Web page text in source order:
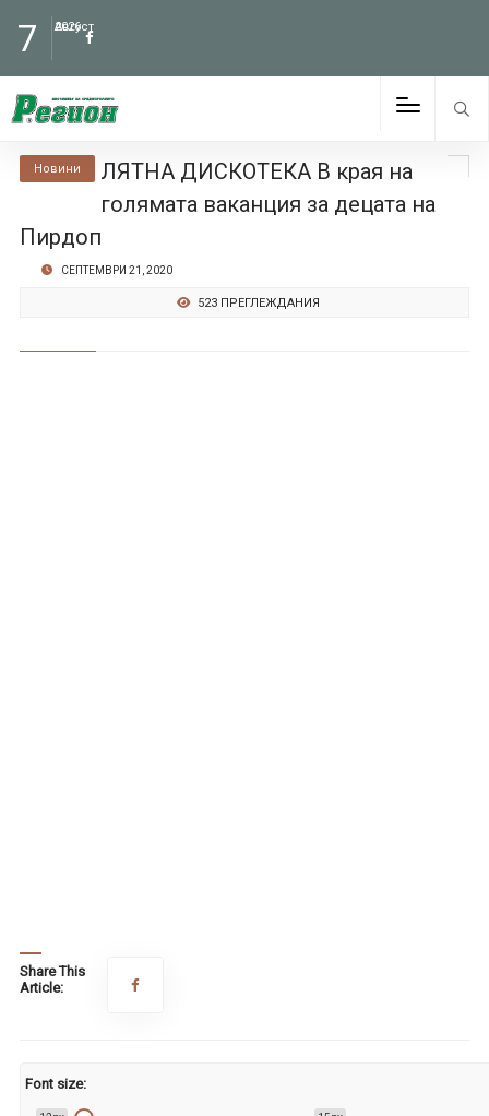
7 Август
2026
Новини
ЛЯТНА ДИСКОТЕКА В края на
голямата ваканция за децата на
Пирдоп
СЕПТЕМВРИ 21, 2020
523 ПРЕГЛЕЖДАНИЯ
Share This
Article:
Font size: